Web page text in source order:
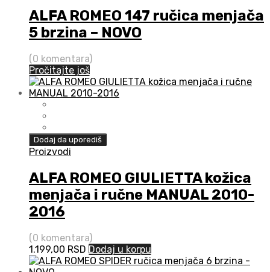
ALFA ROMEO 147 ručica menjača
5 brzina – NOVO
(0 komentara)
Pročitajte još
Dodaj da uporediš
Proizvodi
ALFA ROMEO GIULIETTA kožica
menjača i ručne MANUAL 2010-
2016
(0 komentara)
1.199,00 RSD Dodaj u korpu